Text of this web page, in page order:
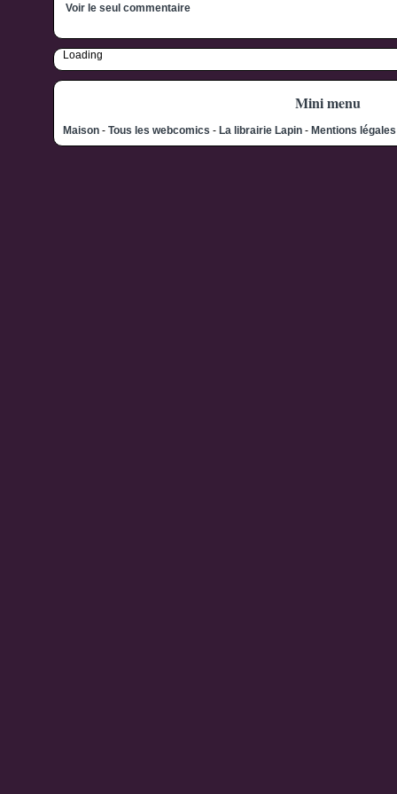
Voir le seul commentaire
Loading
Mini menu
Maison - Tous les webcomics - La librairie Lapin - Mentions